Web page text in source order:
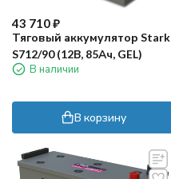
43 710₽
Тяговый аккумулятор Stark
S712/90 (12В, 85Ач, GEL)
В наличии
В корзину